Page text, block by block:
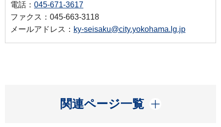
電話： 045-671-3617
ファクス：045-663-3118
メールアドレス： ky-seisaku@city.yokohama.lg.jp
関連ページ一覧
開く